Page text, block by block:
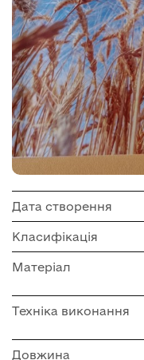
Дата створення
Класифікація
Матеріал
Техніка виконання
Довжина